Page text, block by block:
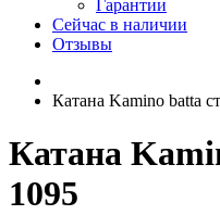
Гарантии
Сейчас в наличии
Отзывы
Катана Kamino batta
Катана
1095